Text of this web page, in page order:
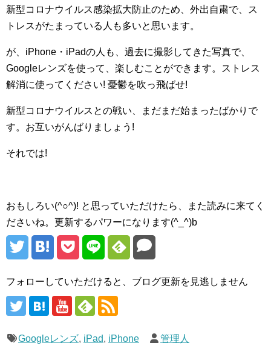
新型コロナウイルス感染拡大防止のため、外出自粛で、ス
トレスがたまっている人も多いと思います。
が、iPhone・iPadの人も、過去に撮影してきた写真で、
Googleレンズを使って、楽しむことができます。ストレス
解消に使ってください! 憂鬱を吹っ飛ばせ!
新型コロナウイルスとの戦い、まだまだ始まったばかりで
す。お互いがんばりましょう!
それでは!
おもしろい(^○^)! と思っていただけたら、また読みに来てく
ださいね。更新するパワーになります(^_^)b
フォローしていただけると、ブログ更新を見逃しません
Googleレンズ, iPad, iPhone 管理人